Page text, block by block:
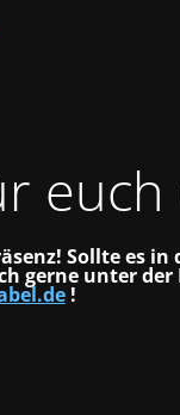
euch
Sollte es in
gerne unter der
!